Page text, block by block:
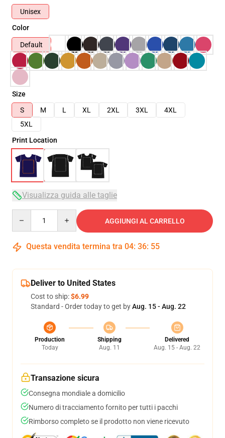
Unisex
Color
Default
Size
S
M L XL 2XL 3XL
4XL
5XL
Print Location
Visualizza guida alle taglie
AGGIUNGI AL CARRELLO
Questa vendita termina tra 04: 36: 54
Deliver to United States
Cost to ship:$6.99
Standard - Order today to get byAug. 15 - Aug. 22
Production
Today
Shipping
Aug. 11
Delivered
Aug. 15 - Aug. 22
Transazione sicura
Consegna mondiale a domicilio
Numero di tracciamento fornito per tutti i pacchi
Rimborso completo se il prodotto non viene ricevuto